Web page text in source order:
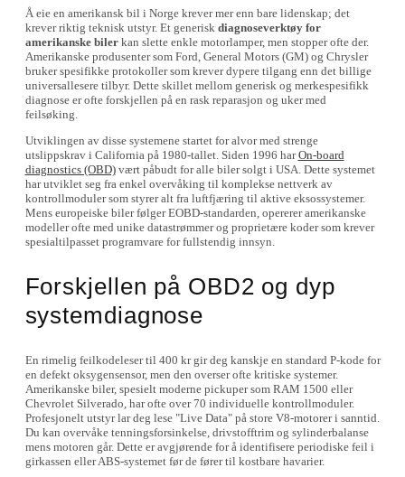
Å eie en amerikansk bil i Norge krever mer enn bare lidenskap; det
krever riktig teknisk utstyr. Et generisk diagnoseverktøy for
amerikanske bilerkan slette enkle motorlamper, men stopper ofte der.
Amerikanske produsenter som Ford, General Motors (GM) og Chrysler
bruker spesifikke protokoller som krever dypere tilgang enn det billige
universallesere tilbyr. Dette skillet mellom generisk og merkespesifikk
diagnose er ofte forskjellen på en rask reparasjon og uker med
feilsøking.
Utviklingen av disse systemene startet for alvor med strenge
utslippskrav i California på 1980-tallet. Siden 1996 harOn-board
diagnostics (OBD)vært påbudt for alle biler solgt i USA. Dette systemet
har utviklet seg fra enkel overvåking til komplekse nettverk av
kontrollmoduler som styrer alt fra luftfjæring til aktive eksossystemer.
Mens europeiske biler følger EOBD-standarden, opererer amerikanske
modeller ofte med unike datastrømmer og proprietære koder som krever
spesialtilpasset programvare for fullstendig innsyn.
Forskjellen på OBD2 og dyp
systemdiagnose
En rimelig feilkodeleser til 400 kr gir deg kanskje en standard P-kode for
en defekt oksygensensor, men den overser ofte kritiske systemer.
Amerikanske biler, spesielt moderne pickuper som RAM 1500 eller
Chevrolet Silverado, har ofte over 70 individuelle kontrollmoduler.
Profesjonelt utstyr lar deg lese "Live Data" på store V8-motorer i sanntid.
Du kan overvåke tenningsforsinkelse, drivstofftrim og sylinderbalanse
mens motoren går. Dette er avgjørende for å identifisere periodiske feil i
girkassen eller ABS-systemet før de fører til kostbare havarier.